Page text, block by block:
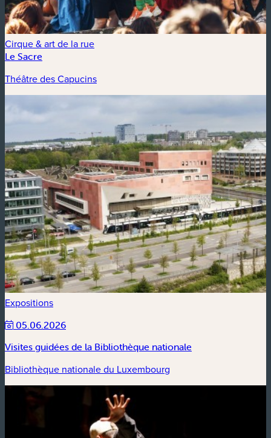
Cirque & art de la rue
Le Sacre
Théâtre des Capucins
Expositions
05.06.2026
Visites guidées de la Bibliothèque nationale
Bibliothèque nationale du Luxembourg